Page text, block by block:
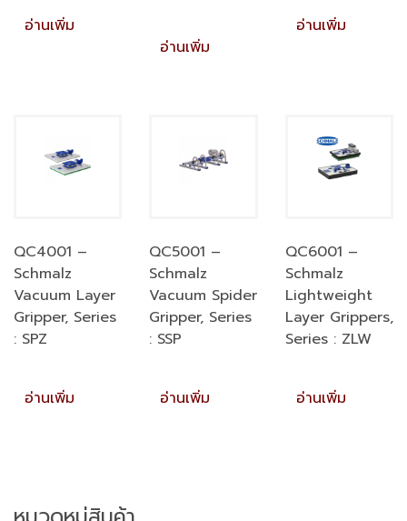
อ่านเพิ่ม
อ่านเพิ่ม
อ่านเพิ่ม
QC4001 –
Schmalz
Vacuum Layer
Gripper, Series
: SPZ
อ่านเพิ่ม
QC5001 –
Schmalz
Vacuum Spider
Gripper, Series
: SSP
อ่านเพิ่ม
QC6001 –
Schmalz
Lightweight
Layer Grippers,
Series : ZLW
อ่านเพิ่ม